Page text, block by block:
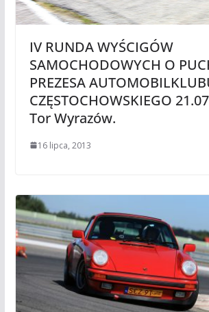
IV RUNDA WYŚCIGÓW
SAMOCHODOWYCH O
PREZESA
CZĘSTOCHOWSKIEGO
Tor Wyrazów.
16 lipca, 2013